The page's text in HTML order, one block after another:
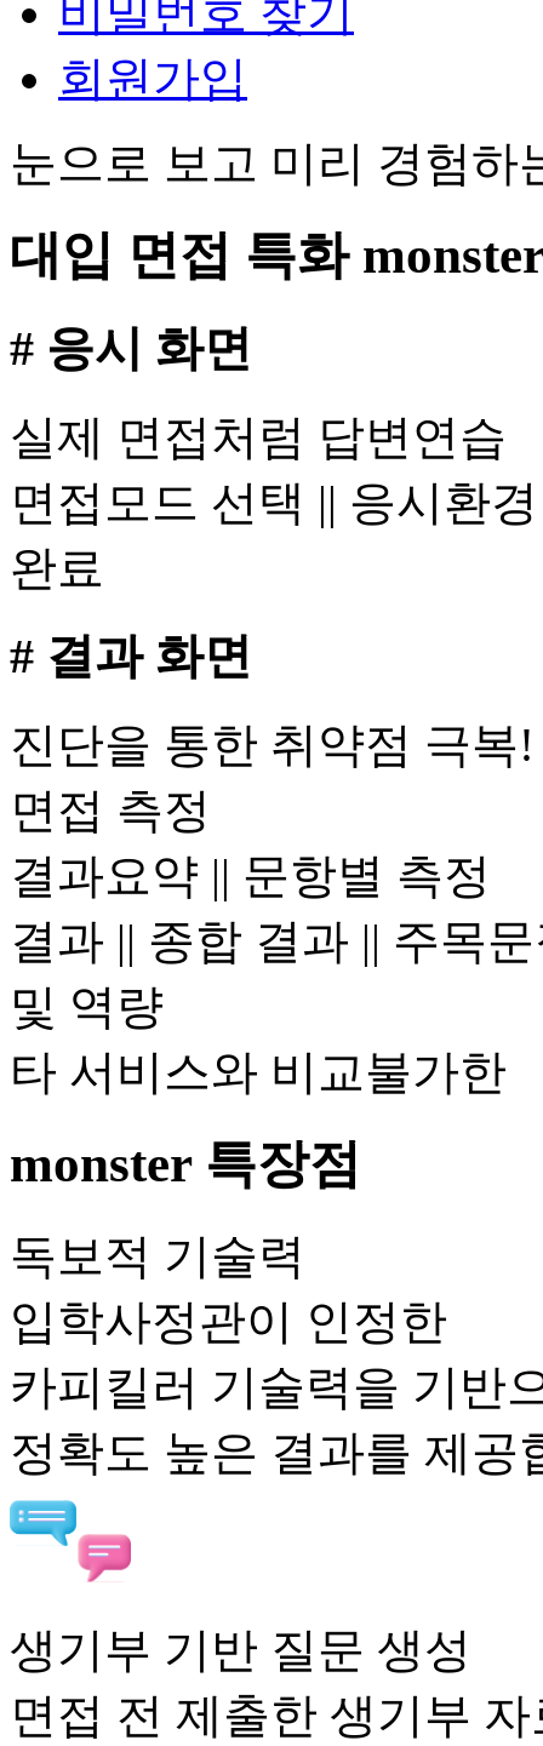
비밀번호 찾기
회원가입
눈으로 보고 미리 경험하
대입 면접 특화
# 응시 화면
실제 면접처럼 답변연습
면접모드 선택 || 응시환
완료
# 결과 화면
진단을 통한 취약점 극복!
면접 측정
결과요약 || 문항별 측정
결과 || 종합 결과 || 주목
및 역량
타 서비스와 비교불가한
monster 특장점
독보적 기술력
입학사정관이 인정한
카피킬러 기술력을 기반
정확도 높은 결과를 제공
생기부 기반 질문 생성
면접 전 제출한 생기부